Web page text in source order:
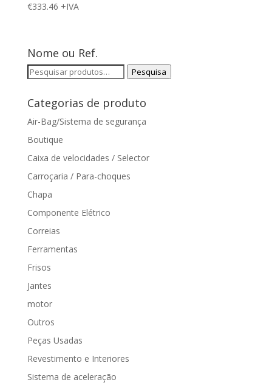
€333.46 +IVA
Nome ou Ref.
Pesquisar
Pesquisa
Categorias de produto
Air-Bag/Sistema de segurança
Boutique
Caixa de velocidades / Selector
Carroçaria / Para-choques
Chapa
Componente Elétrico
Correias
Ferramentas
Frisos
Jantes
motor
Outros
Peças Usadas
Revestimento e Interiores
Sistema de aceleração